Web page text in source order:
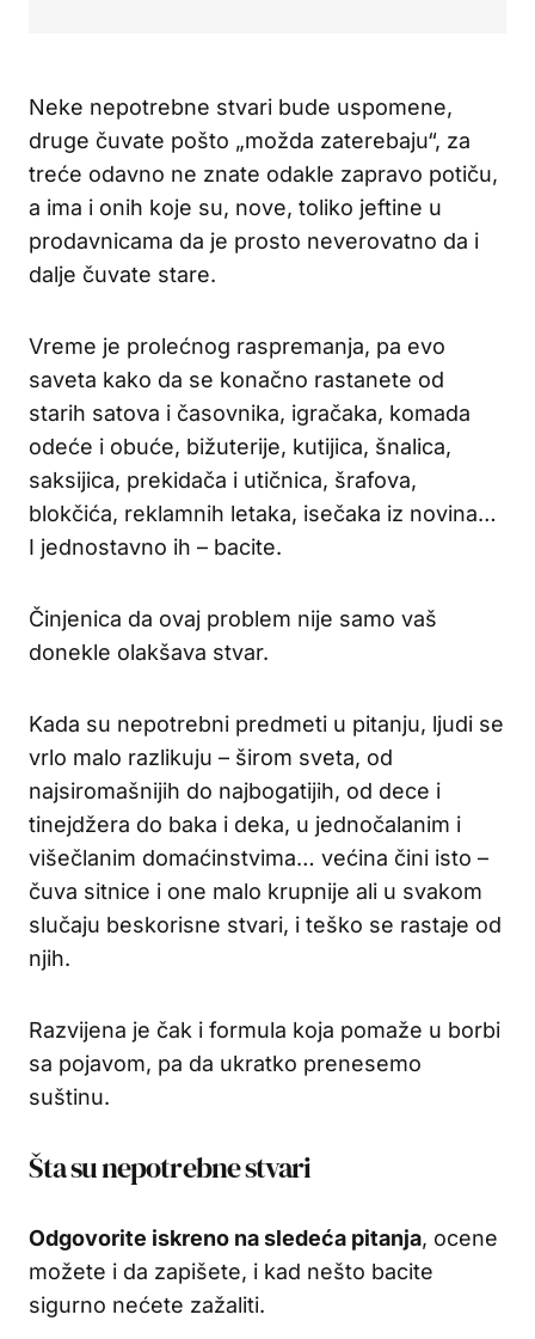
Neke nepotrebne stvari bude uspomene,
druge čuvate pošto „možda zaterebaju“, za
treće odavno ne znate odakle zapravo potiču,
a ima i onih koje su, nove, toliko jeftine u
prodavnicama da je prosto neverovatno da i
dalje čuvate stare.
Vreme je prolećnog raspremanja, pa evo
saveta kako da se konačno rastanete od
starih satova i časovnika, igračaka, komada
odeće i obuće, bižuterije, kutijica, šnalica,
saksijica, prekidača i utičnica, šrafova,
blokčića, reklamnih letaka, isečaka iz novina…
I jednostavno ih – bacite.
Činjenica da ovaj problem nije samo vaš
donekle olakšava stvar.
Kada su nepotrebni predmeti u pitanju, ljudi se
vrlo malo razlikuju – širom sveta, od
najsiromašnijih do najbogatijih, od dece i
tinejdžera do baka i deka, u jednočalanim i
višečlanim domaćinstvima… većina čini isto –
čuva sitnice i one malo krupnije ali u svakom
slučaju beskorisne stvari, i teško se rastaje od
njih.
Razvijena je čak i formula koja pomaže u borbi
sa pojavom, pa da ukratko prenesemo
suštinu.
Šta su nepotrebne stvari
Odgovorite iskreno na sledeća pitanja, ocene
možete i da zapišete, i kad nešto bacite
sigurno nećete zažaliti.